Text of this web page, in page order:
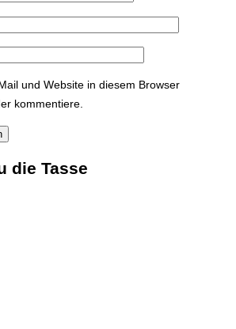
und Website in diesem Browser
kommentiere.
die Tasse